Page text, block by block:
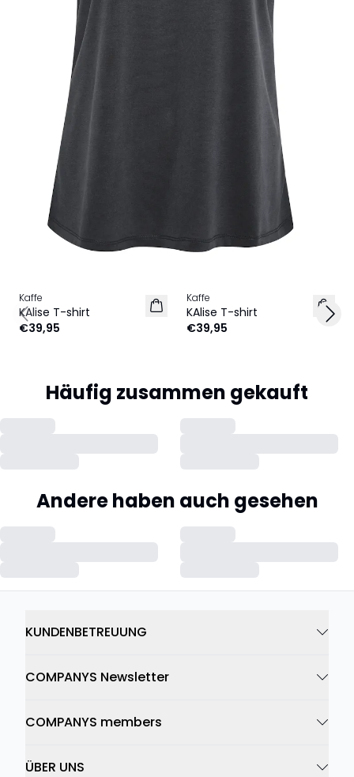
Kaffe
KAlise T-shirt
€39,95
Kaffe
KAlise T-shirt
€39,95
Previous slide
Häufig zusammen gekauft
Andere haben auch gesehen
KUNDENBETREUUNG
COMPANYS Newsletter
COMPANYS members
ÜBER UNS